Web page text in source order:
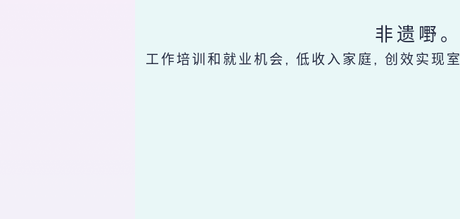
非遗嘢。
工作培训和就业机会, 低收入家庭, 创效实现室